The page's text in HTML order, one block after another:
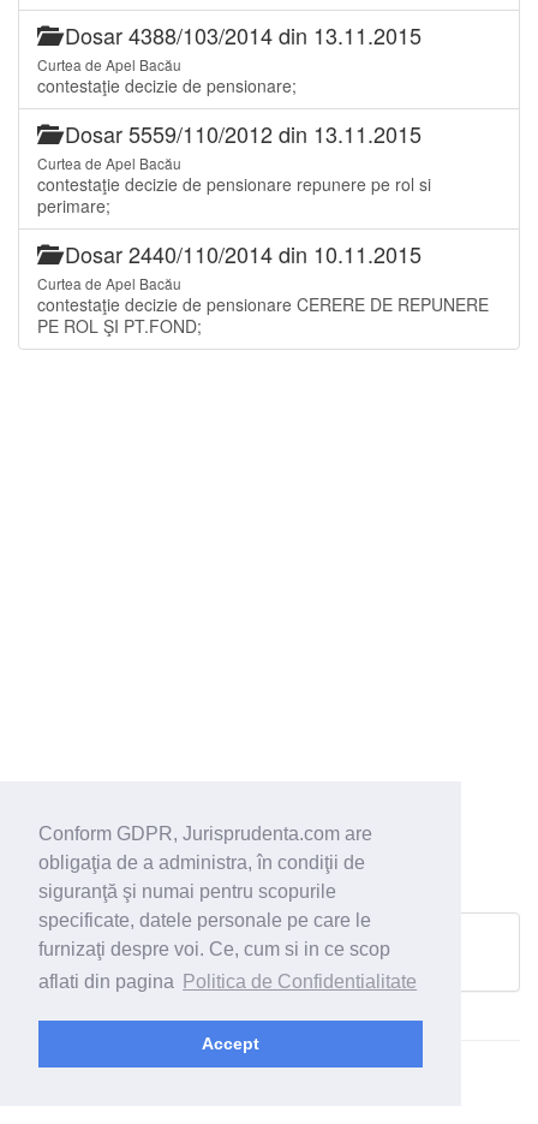
Conform GDPR, Jurisprudenta.com are
obligaţia de a administra, în condiţii de
siguranţă şi numai pentru scopurile
specificate, datele personale pe care le
furnizaţi despre voi. Ce, cum si in ce scop
aflati din pagina
Politica de Confidentialitate
Accept
Dosar 4388/103/2014 din 13.11.2015
Curtea de Apel Bacău
contestaţie decizie de pensionare;
Dosar 5559/110/2012 din 13.11.2015
Curtea de Apel Bacău
contestaţie decizie de pensionare repunere pe rol si
perimare;
Dosar 2440/110/2014 din 10.11.2015
Curtea de Apel Bacău
contestaţie decizie de pensionare CERERE DE REPUNERE
PE ROL ŞI PT.FOND;
Pagina urmatoare